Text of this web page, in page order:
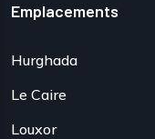
Emplacements
Hurghada
Le Caire
Louxor